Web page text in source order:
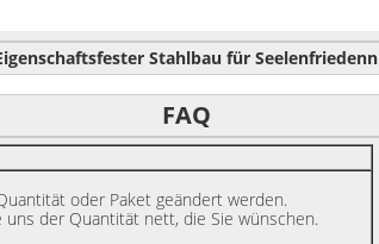
Stahlbau für Seelenfriedenn
FAQ
oder Paket geändert werden.
der Quantität nett, die Sie wünschen.